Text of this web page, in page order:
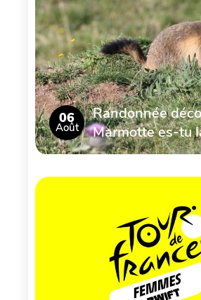
06
Août
Randonnée
Marmotte es-tu